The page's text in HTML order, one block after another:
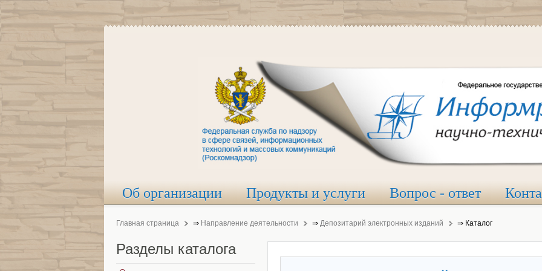
Об организации Продукты и услуги Вопрос - ответ
Главная страница ⇒ Направление деятельности ⇒ Депозитарий электронных изданий ⇒ Каталог
Разделы каталога